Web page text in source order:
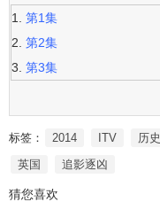
第1集
第2集
第3集
标签： 2014 ITV 历史
英国
追影逐凶
猜您喜欢